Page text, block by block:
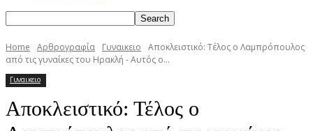
Home Αρθρογραφία Γυναικειο
Αποκλειστικό: Τέλος ο Λαμπρόπουλος
από τις γυναίκες του Ηρακλή - Αυτός ο...
Γυναικειο
Αποκλειστικό: Τέλος ο